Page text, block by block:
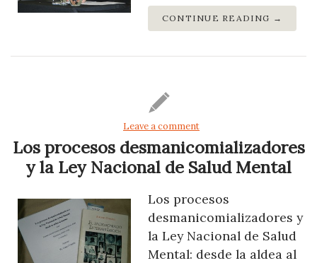
CONTINUE READING →
Leave a comment
Los procesos desmanicomializadores
y la Ley Nacional de Salud Mental
Los procesos
desmanicomializadores y
la Ley Nacional de Salud
Mental: desde la aldea al